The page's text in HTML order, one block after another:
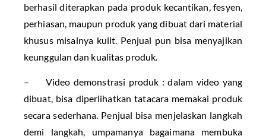
berhasil diterapkan pada produk kecantikan, fesyen,
perhiasan, maupun produk yang dibuat dari material
khusus misalnya kulit. Penjual pun bisa menyajikan
keunggulan dan kualitas produk.
– Video demonstrasi produk : dalam video yang
dibuat, bisa diperlihatkan tatacara memakai produk
secara sederhana. Penjual bisa menjelaskan langkah
demi langkah, umpamanya bagaimana membuka